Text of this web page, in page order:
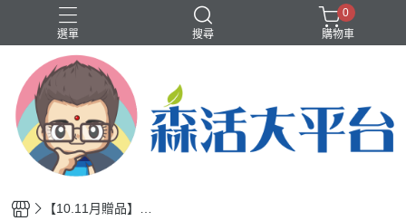
選單 搜尋
❤️洗沐護快選專區❤️ 歡樂智多星介紹
輕體、代謝
香水、香氛
0
購物車
【10.11月贈品】滿